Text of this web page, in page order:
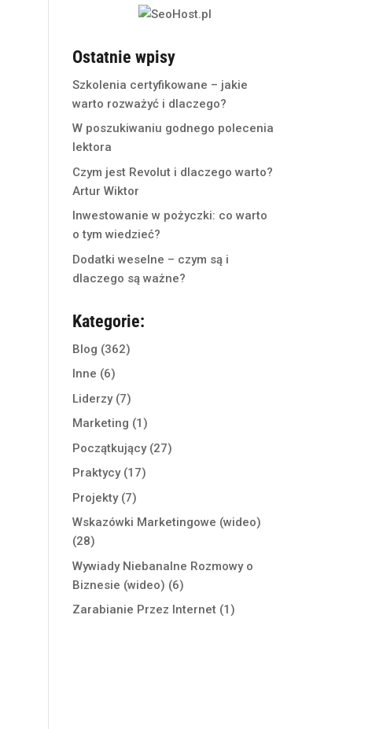
Ostatnie wpisy
Szkolenia certyfikowane – jakie
warto rozważyć i dlaczego?
W poszukiwaniu godnego polecenia
lektora
Czym jest Revolut i dlaczego warto?
Artur Wiktor
Inwestowanie w pożyczki: co warto
o tym wiedzieć?
Dodatki weselne – czym są i
dlaczego są ważne?
Kategorie:
Blog (362)
Inne (6)
Liderzy(7)
Marketing (1)
Początkujący(27)
Praktycy(17)
Projekty(7)
Wskazówki Marketingowe (wideo)
(28)
Wywiady Niebanalne Rozmowy o
Biznesie (wideo) (6)
Zarabianie Przez Internet (1)